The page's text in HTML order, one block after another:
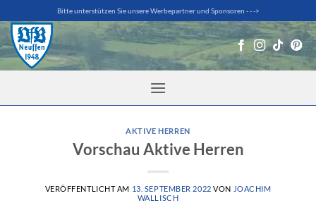
Inhalt
springen
Bitte unterstützen Sie unsere Werbepartner und Sponsoren - - ->
AKTIVE HERREN
Vorschau Aktive Herren
VERÖFFENTLICHT AM 13. SEPTEMBER 2022 VON JOACHIM
WALLISCH